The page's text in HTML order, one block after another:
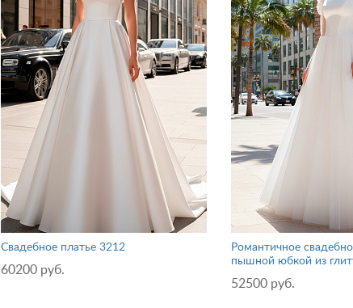
Свадебное платье 3212
60200 руб.
Романтичное
пышной юбкой из
52500 руб.